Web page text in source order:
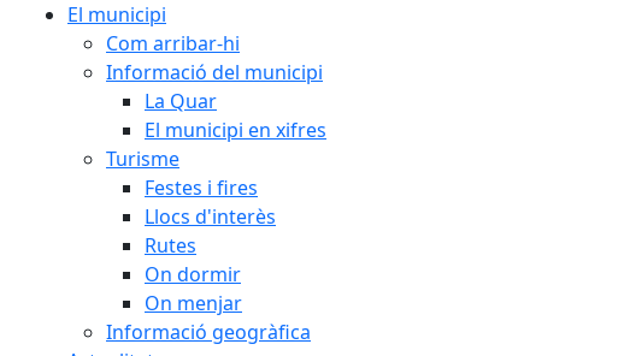
El municipi
Com arribar-hi
Informació del municipi
La Quar
El municipi en xifres
Turisme
Festes i fires
Llocs d'interès
Rutes
On dormir
On menjar
Informació geogràfica